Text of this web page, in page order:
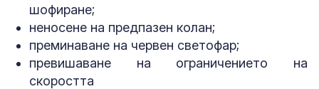
шофиране;
неносене на предпазен колан;
преминаване на червен светофар;
превишаване на ограничението на
скоростта